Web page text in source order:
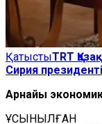
ҚатыстыTRT
Сирия
Арнайы
ҰСЫНЫЛҒАН